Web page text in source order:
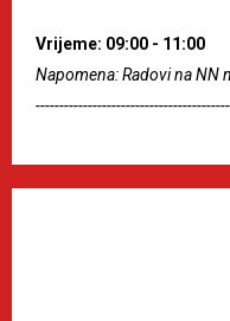
Vrijeme: 09:00 - 11:00
Napomena: Radovi na NN